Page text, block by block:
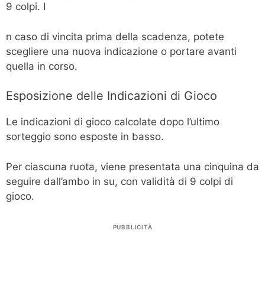
9 colpi. I
n caso di vincita prima della scadenza, potete
scegliere una nuova indicazione o portare avanti
quella in corso.
Esposizione delle Indicazioni di Gioco
Le indicazioni di gioco calcolate dopo l’ultimo
sorteggio sono esposte in basso.
Per ciascuna ruota, viene presentata una cinquina da
seguire dall’ambo in su, con validità di 9 colpi di
gioco.
PUBBLICITÀ